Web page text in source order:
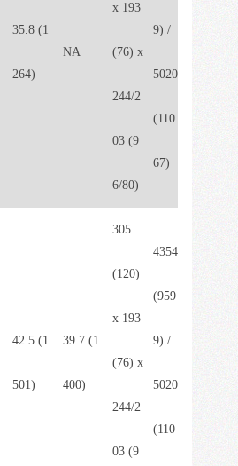
35.8 (1
264)
NA
x 193
(76) x
244/2
03 (9
6/80)
9) /
5020
(110
67)
42.5 (1
501)
39.7 (1
400)
305
(120)
x 193
(76) x
244/2
03 (9
4354
(959
9) /
5020
(110